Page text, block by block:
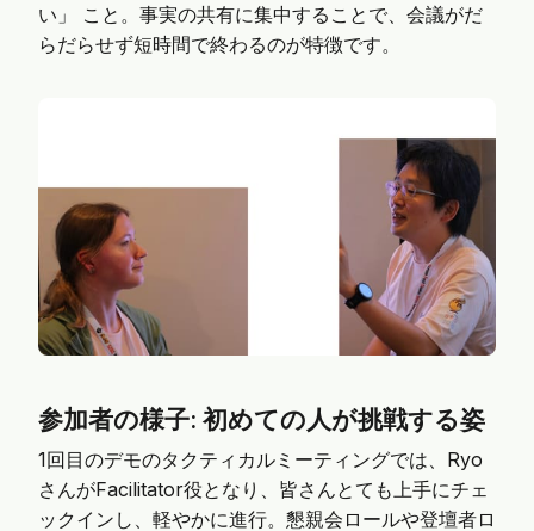
い」 こと。事実の共有に集中することで、会議がだ
らだらせず短時間で終わるのが特徴です。
参加者の様子: 初めての人が挑戦する姿
1回目のデモのタクティカルミーティングでは、Ryo
さんがFacilitator役となり、皆さんとても上手にチェ
ックインし、軽やかに進行。懇親会ロールや登壇者ロ